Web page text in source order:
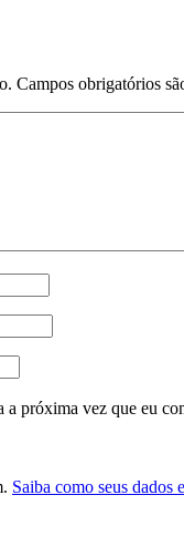
Campos obrigatórios
a próxima vez que eu
Saiba como seus dados